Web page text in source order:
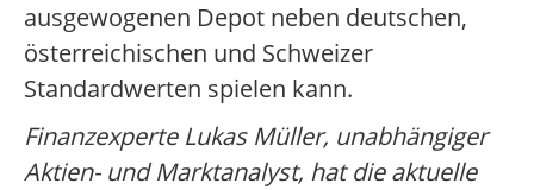
ausgewogenen Depot neben deutschen,
österreichischen und Schweizer
Standardwerten spielen kann.
Finanzexperte Lukas Müller, unabhängiger
Aktien- und Marktanalyst, hat die aktuelle